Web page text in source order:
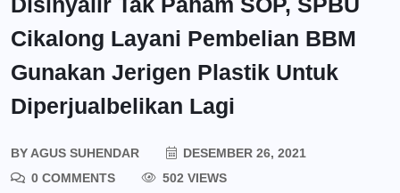
Cikalong Layani Pembelian BBM
Gunakan Jerigen Plastik Untuk
Diperjualbelikan Lagi
BYAGUS SUHENDAR
DESEMBER 26, 2021
0 COMMENTS
502 VIEWS